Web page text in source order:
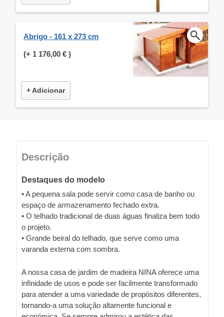
Abrigo - 161 x 273 cm
(+ 1 176,00 € )
+ Adicionar
Descrição
Destaques do modelo
• A pequena sala pode servir como casa de banho ou
espaço de armazenamento fechado extra.
• O telhado tradicional de duas águas finaliza bem todo
o projeto.
• Grande beiral do telhado, que serve como uma
varanda externa com sombra.
A nossa casa de jardim de madeira NINA oferece uma
infinidade de usos e pode ser facilmente transformado
para atender a uma variedade de propósitos diferentes,
tornando-a uma solução altamente funcional e